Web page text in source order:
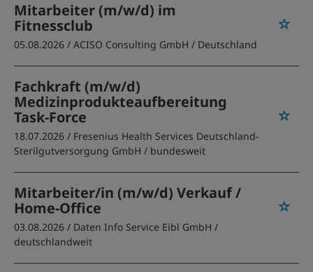
Mitarbeiter (m/w/d) im
Fitnessclub
05.08.2026 / ACISO Consulting GmbH / Deutschland
Fachkraft (m/w/d)
Medizinprodukteaufbereitung
Task-Force
18.07.2026 / Fresenius Health Services Deutschland-
Sterilgutversorgung GmbH / bundesweit
Mitarbeiter/in (m/w/d) Verkauf /
Home-Office
03.08.2026 / Daten Info Service Eibl GmbH /
deutschlandweit